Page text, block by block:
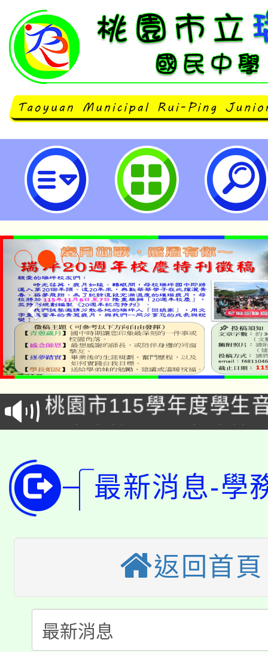
衛生福利部國民健康署修訂之113
食環境營造之基礎與進階課程-桃
公告本校115學年度第
代理(課)教師甄選結果(
「2026金融保險知識
車」活動
桃園市115學年度學生
生本土語及新住民語歌
公告本校115學年度第
代理(課)教師甄選結果(
代理(課)教師甄選結果(
轉知中國文化大學推廣
程，歡迎學生輔導中心
系所師生報名參加。
轉知苗栗縣政府辦理
縣市「校園短影音徵
門員」簡章及活動海報
踴躍報名參加。
「桃園市補助參觀特色
展演活動實施計畫」
115年度「教育部表揚
義教育推展貢獻獎」
公告本校115學年度第
最新消息-學
返回首頁